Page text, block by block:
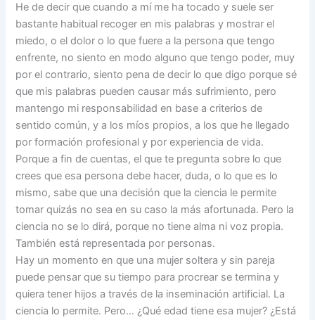
He de decir que cuando a mí me ha tocado y suele ser
bastante habitual recoger en mis palabras y mostrar el
miedo, o el dolor o lo que fuere a la persona que tengo
enfrente, no siento en modo alguno que tengo poder, muy
por el contrario, siento pena de decir lo que digo porque sé
que mis palabras pueden causar más sufrimiento, pero
mantengo mi responsabilidad en base a criterios de
sentido común, y a los míos propios, a los que he llegado
por formación profesional y por experiencia de vida.
Porque a fin de cuentas, el que te pregunta sobre lo que
crees que esa persona debe hacer, duda, o lo que es lo
mismo, sabe que una decisión que la ciencia le permite
tomar quizás no sea en su caso la más afortunada. Pero la
ciencia no se lo dirá, porque no tiene alma ni voz propia.
También está representada por personas.
Hay un momento en que una mujer soltera y sin pareja
puede pensar que su tiempo para procrear se termina y
quiera tener hijos a través de la inseminación artificial. La
ciencia lo permite. Pero… ¿Qué edad tiene esa mujer? ¿Está